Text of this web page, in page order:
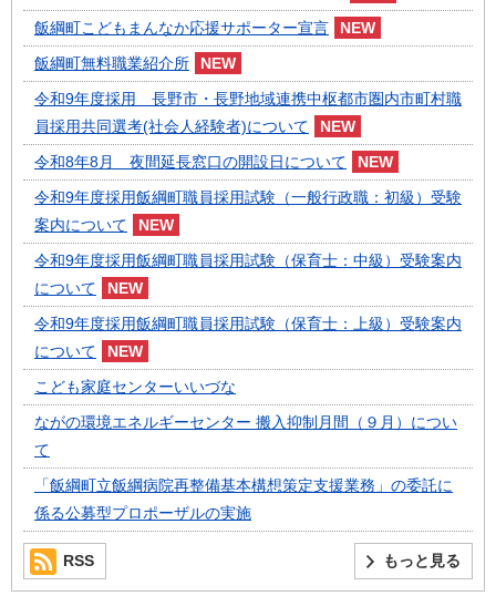
飯綱町こどもまんなか応援サポーター宣言
飯綱町無料職業紹介所
令和9年度採用 長野市・長野地域連携中枢都市圏内市町村職
員採用共同選考(社会人経験者)について
令和8年8月 夜間延長窓口の開設日について
令和9年度採用飯綱町職員採用試験（一般行政職：初級）受験
案内について
令和9年度採用飯綱町職員採用試験（保育士：中級）受験案内
について
令和9年度採用飯綱町職員採用試験（保育士：上級）受験案内
について
こども家庭センターいいづな
ながの環境エネルギーセンター 搬入抑制月間（９月）につい
て
「飯綱町立飯綱病院再整備基本構想策定支援業務」の委託に
係る公募型プロポーザルの実施
もっと見る
RSS